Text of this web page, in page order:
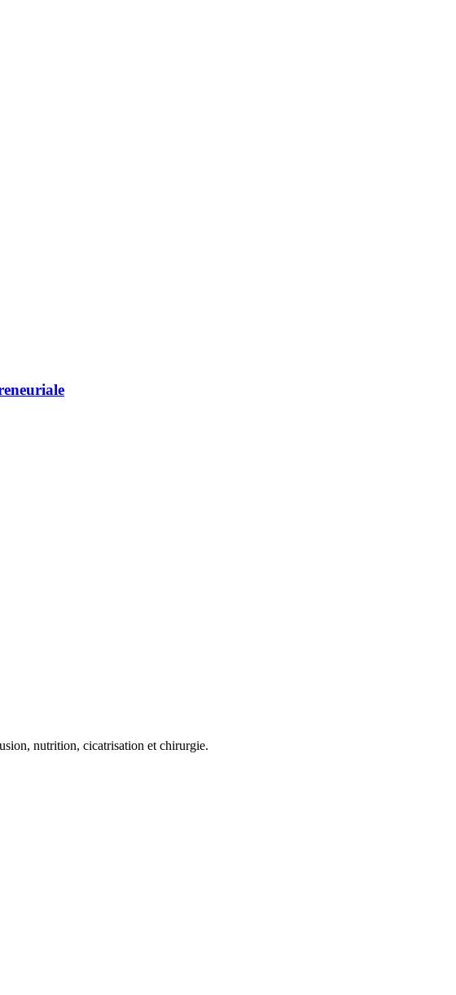
nutrition, cicatrisation et chirurgie.